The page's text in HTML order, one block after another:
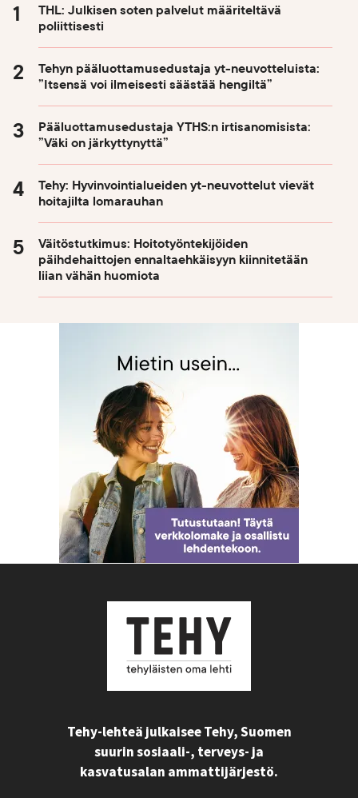
THL: Julkisen soten palvelut määriteltävä
poliittisesti
Tehyn pääluottamusedustaja yt-neuvotteluista:
”Itsensä voi ilmeisesti säästää hengiltä”
Pääluottamusedustaja YTHS:n irtisanomisista:
”Väki on järkyttynyttä”
Tehy: Hyvinvointialueiden yt-neuvottelut vievät
hoitajilta lomarauhan
Väitöstutkimus: Hoitotyöntekijöiden
päihdehaittojen ennaltaehkäisyyn kiinnitetään
liian vähän huomiota
Tehy-lehteä julkaisee Tehy, Suomen
suurin sosiaali-, terveys- ja
kasvatusalan ammattijärjestö.